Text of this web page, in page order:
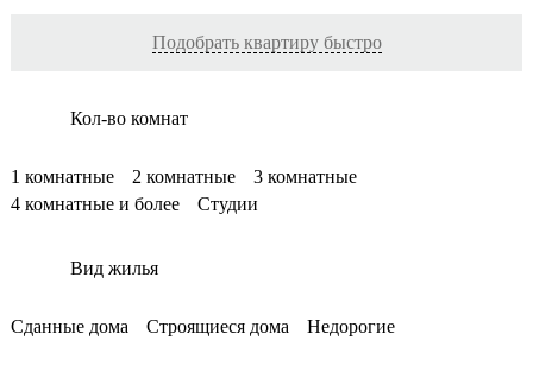
Подобрать квартиру быстро
Кол-во комнат
1 комнатные 2 комнатные
3 комнатные
4 комнатные и более
Студии
Вид жилья
Сданные дома Строящиеся дома Недорогие